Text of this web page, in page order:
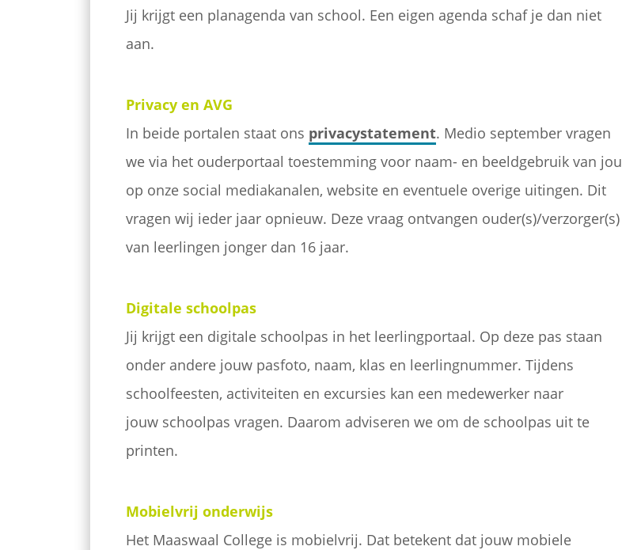
Jij krijgt een planagenda van school. Een eigen agenda schaf je dan niet
aan.
Privacy en AVG
In beide portalen staat ons privacystatement. Medio september vragen
we via het ouderportaal toestemming voor naam- en beeldgebruik van jou
op onze social mediakanalen, website en eventuele overige uitingen. Dit
vragen wij ieder jaar opnieuw. Deze vraag ontvangen ouder(s)/verzorger(s)
van leerlingen jonger dan 16 jaar.
Digitale schoolpas
Jij krijgt een digitale schoolpas in het leerlingportaal. Op deze pas staan
onder andere jouw pasfoto, naam, klas en leerlingnummer. Tijdens
schoolfeesten, activiteiten en excursies kan een medewerker naar
jouw schoolpas vragen. Daarom adviseren we om de schoolpas uit te
printen.
Mobielvrij onderwijs
Het Maaswaal College is mobielvrij. Dat betekent dat jouw mobiele